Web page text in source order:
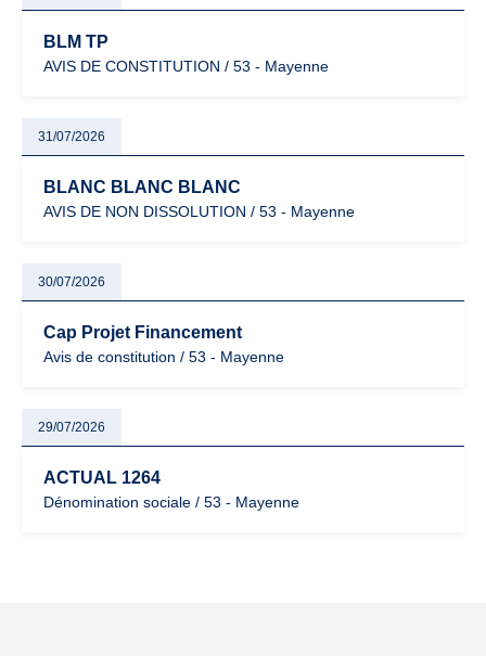
BLM TP
AVIS DE CONSTITUTION / 53 - Mayenne
31/07/2026
BLANC BLANC BLANC
AVIS DE NON DISSOLUTION / 53 - Mayenne
30/07/2026
Cap Projet Financement
Avis de constitution / 53 - Mayenne
29/07/2026
ACTUAL 1264
Dénomination sociale / 53 - Mayenne